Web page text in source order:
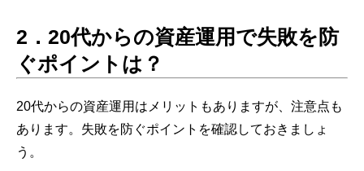
2 ． 20代からの資産運用で失敗を防
ぐポイントは？
20代からの資産運用はメリットもありますが、注意点も
あります。失敗を防ぐポイントを確認しておきましょ
う。